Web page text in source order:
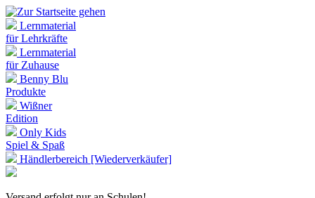
Lernmaterial
für Lehrkräfte
Lernmaterial
für Zuhause
Benny Blu
Produkte
Wißner
Edition
Only Kids
Spiel & Spaß
Händlerbereich [Wiederverkäufer]